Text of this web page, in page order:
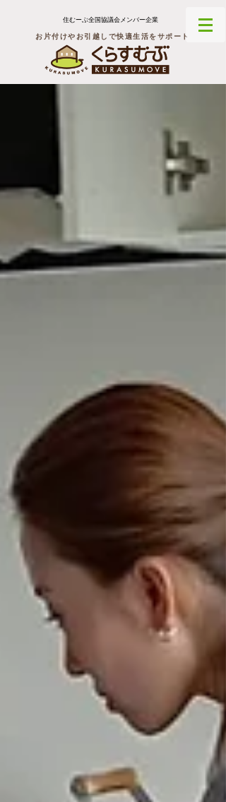
住むーぶ全国協議会メンバー企業
お片付けやお引越しで快適生活をサポート